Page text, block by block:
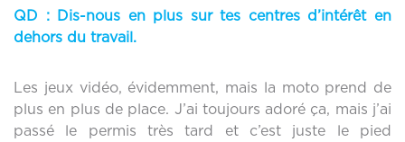
QD : Dis-nous en plus sur tes centres d’intérêt en
dehors du travail.
Les jeux vidéo, évidemment, mais la moto prend de
plus en plus de place. J’ai toujours adoré ça, mais j’ai
passé le permis très tard et c’est juste le pied